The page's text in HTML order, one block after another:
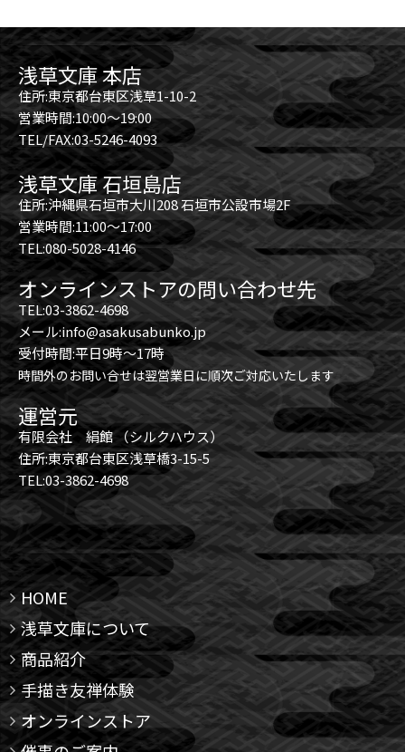
浅草文庫 本店
住所:東京都台東区浅草1-10-2
営業時間:10:00～19:00
TEL/FAX:03-5246-4093
浅草文庫 石垣島店
住所:沖縄県石垣市大川208 石垣市公設市場2F
営業時間:11:00～17:00
TEL:080-5028-4146
オンラインストアの問い合わせ先
TEL:03-3862-4698
メール:info@asakusabunko.jp
受付時間:平日9時～17時
時間外のお問い合せは翌営業日に順次ご対応いたします
運営元
有限会社 絹館 （シルクハウス）
住所:東京都台東区浅草橋3-15-5
TEL:03-3862-4698
HOME
浅草文庫について
商品紹介
手描き友禅体験
オンラインストア